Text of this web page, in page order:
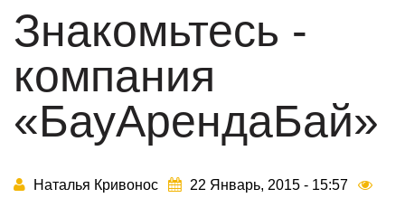
Знакомьтесь -
компания
«БауАрендаБай»
Наталья Кривонос
22 Январь, 2015 - 15:57